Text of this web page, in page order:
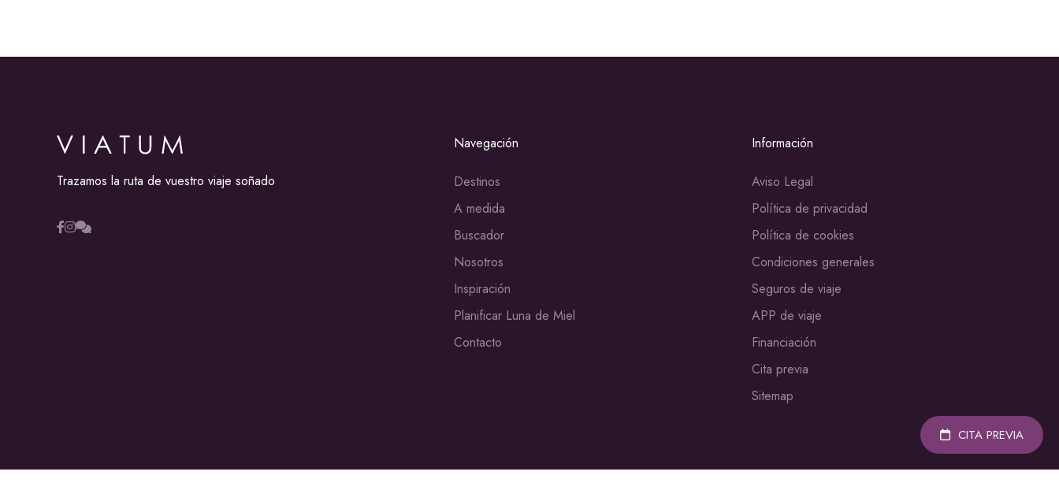
Trazamos la ruta de vuestro viaje soñado
Navegación
Destinos
A medida
Buscador
Nosotros
Inspiración
Planificar Luna de Miel
Contacto
Información
Aviso Legal
Política de privacidad
Política de cookies
Condiciones generales
Seguros de viaje
APP de viaje
Financiación
Cita previa
Sitemap
CITA PREVIA